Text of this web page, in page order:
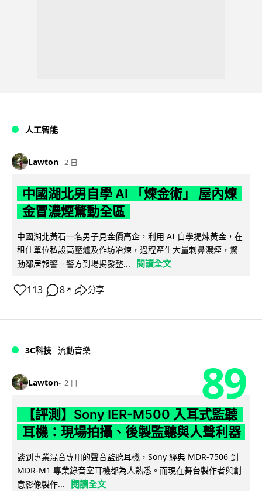
人工智能
Lawton 2 日
中國湖北男自學 AI 「煉金術」 屋內煉
金冒濃煙驚動全區
中國湖北黃石一名男子見金價高企，利用 AI 自學提煉黃金，在
租住單位私設高壓爐及作坊冶煉，過程產生大量刺鼻濃煙，驚
動鄰居報警。警方到場揭發整...
閱讀全文
113 8 ↗ 分享
3C科技 流動音樂
Lawton 2 日 89
【評測】Sony IER-M500 入耳式監聽
耳機：現場拍攝、後製監聽與人聲利器
談到專業混音專用的聲音監聽耳機，Sony 經典 MDR-7506 到
MDR-M1 專業錄音室耳機都為人熟悉。而現在舞台製作者與創
意影像製作...
閱讀全文